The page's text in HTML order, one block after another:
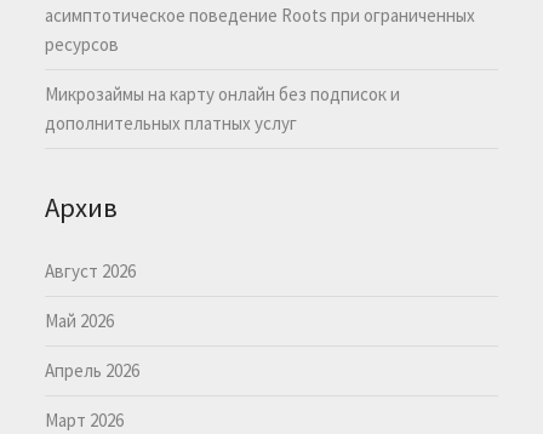
асимптотическое поведение Roots при ограниченных
ресурсов
Микрозаймы на карту онлайн без подписок и
дополнительных платных услуг
Архив
Август 2026
Май 2026
Апрель 2026
Март 2026